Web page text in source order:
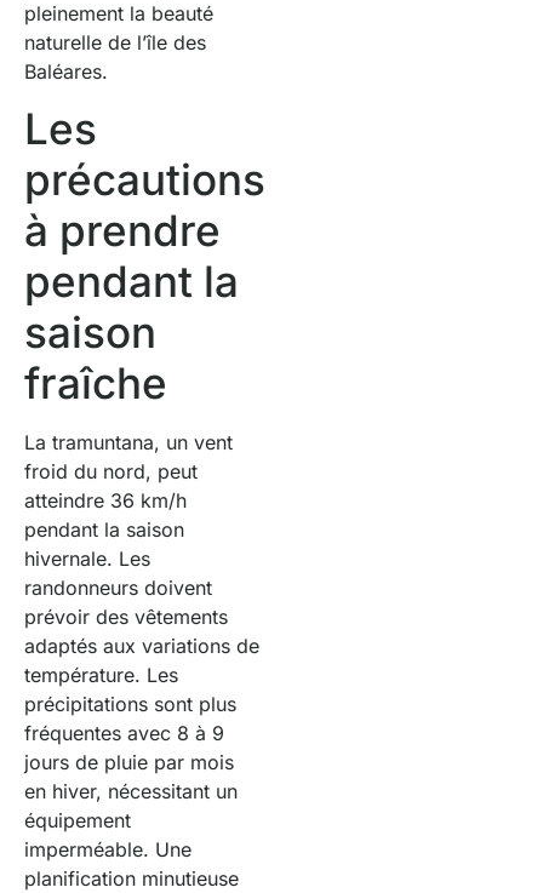
pleinement la beauté
naturelle de l’île des
Baléares.
Les
précautions
à prendre
pendant la
saison
fraîche
La tramuntana, un vent
froid du nord, peut
atteindre 36 km/h
pendant la saison
hivernale. Les
randonneurs doivent
prévoir des vêtements
adaptés aux variations de
température. Les
précipitations sont plus
fréquentes avec 8 à 9
jours de pluie par mois
en hiver, nécessitant un
équipement
imperméable. Une
planification minutieuse